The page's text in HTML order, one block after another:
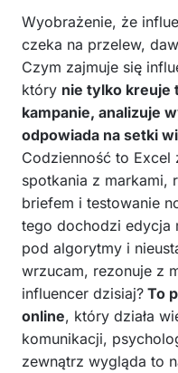
Wyobrażenie, że
czeka na przelew,
Czym zajmuje się
który nie tylko kreuje
kampanie, analizuje
odpowiada na setki
Codzienność to Excel
spotkania z markami,
briefem i testowanie
tego dochodzi edycja
pod algorytmy i
wrzucam, rezonuje z
influencer dzisiaj? To
online, który działa
komunikacji,
zewnątrz wygląda to